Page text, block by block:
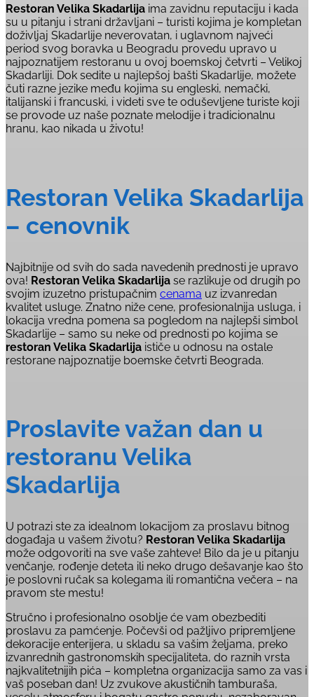
Restoran Velika Skadarlija ima zavidnu reputaciju i kada
su u pitanju i strani državljani – turisti kojima je kompletan
doživljaj Skadarlije neverovatan, i uglavnom najveći
period svog boravka u Beogradu provedu upravo u
najpoznatijem restoranu u ovoj boemskoj četvrti – Velikoj
Skadarliji. Dok sedite u najlepšoj bašti Skadarlije, možete
čuti razne jezike među kojima su engleski, nemački,
italijanski i francuski, i videti sve te oduševljene turiste koji
se provode uz naše poznate melodije i tradicionalnu
hranu, kao nikada u životu!
Restoran Velika Skadarlija
– cenovnik
Najbitnije od svih do sada navedenih prednosti je upravo
ova! Restoran Velika Skadarlija se razlikuje od drugih po
svojim izuzetno pristupačnim cenama uz izvanredan
kvalitet usluge. Znatno niže cene, profesionalnija usluga, i
lokacija vredna pomena sa pogledom na najlepši simbol
Skadarlije – samo su neke od prednosti po kojima se
restoran Velika Skadarlija ističe u odnosu na ostale
restorane najpoznatije boemske četvrti Beograda.
Proslavite važan dan u
restoranu Velika
Skadarlija
U potrazi ste za idealnom lokacijom za proslavu bitnog
događaja u vašem životu? Restoran Velika Skadarlija
može odgovoriti na sve vaše zahteve! Bilo da je u pitanju
venčanje, rođenje deteta ili neko drugo dešavanje kao što
je poslovni ručak sa kolegama ili romantična večera – na
pravom ste mestu!
Stručno i profesionalno osoblje će vam obezbediti
proslavu za pamćenje. Počevši od pažljivo pripremljene
dekoracije enterijera, u skladu sa vašim željama, preko
izvanrednih gastronomskih specijaliteta, do raznih vrsta
najkvalitetnijih pića – kompletna organizacija samo za vas i
vaš poseban dan! Uz zvukove akustičnih tamburaša,